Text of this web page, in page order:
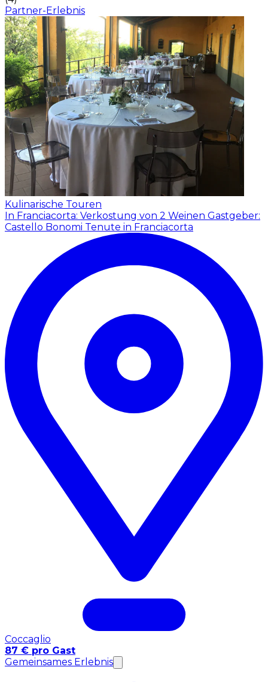
Partner-Erlebnis
Kulinarische Touren
In Franciacorta: Verkostung von 2 Weinen Gastgeber:
Castello Bonomi Tenute in Franciacorta
Coccaglio
87 € pro Gast
Gemeinsames Erlebnis